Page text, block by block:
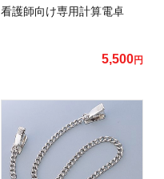
看護師向け専用計算電卓
5,500円